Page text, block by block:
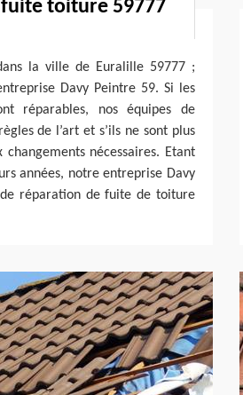
toiture 59777
la ville de Euralille 59777 ;
Davy Peintre 59. Si les
réparables, nos équipes de
de l’art et s’ils ne sont plus
nécessaires. Etant
années, notre entreprise Davy
réparation de fuite de toiture